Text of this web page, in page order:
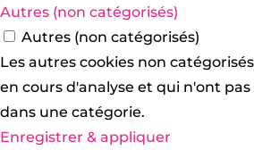
Autres (non catégorisés)
Autres (non catégorisés)
Les autres cookies non
en cours d'analyse et qui n'ont pas
dans une catégorie.
Enregistrer & appliquer